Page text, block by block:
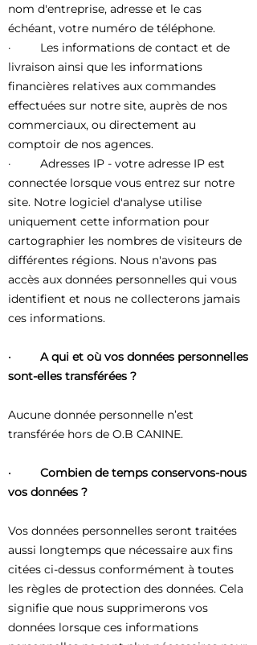
nom d'entreprise, adresse et le cas
échéant, votre numéro de téléphone.
· Les informations de contact et de
livraison ainsi que les informations
financières relatives aux commandes
effectuées sur notre site, auprès de nos
commerciaux, ou directement au
comptoir de nos agences.
· Adresses IP - votre adresse IP est
connectée lorsque vous entrez sur notre
site. Notre logiciel d'analyse utilise
uniquement cette information pour
cartographier les nombres de visiteurs de
différentes régions. Nous n'avons pas
accès aux données personnelles qui vous
identifient et nous ne collecterons jamais
ces informations.
· A qui et où vos données personnelles
sont-elles transférées ?
Aucune donnée personnelle n’est
transférée hors de O.B CANINE.
· Combien de temps conservons-nous
vos données ?
Vos données personnelles seront traitées
aussi longtemps que nécessaire aux fins
citées ci-dessus conformément à toutes
les règles de protection des données. Cela
signifie que nous supprimerons vos
données lorsque ces informations